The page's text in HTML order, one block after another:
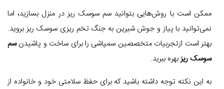
ممکن است با روش‌هایی بتوانید سم سوسک ریز در منزل بسازید، اما
نمی‌توانید با پیاز و جوش شیرین به جنگ تخم ریزی سوسک ریز بروید.
بهتر است ازتجربیات متخصصین سمپاشی را برای ساخت و پاشیدنسم
سوسک ریزبهره ببرید.
به این نکته توجه داشته باشید که برای حفظ سلامتی خود و خانواده از